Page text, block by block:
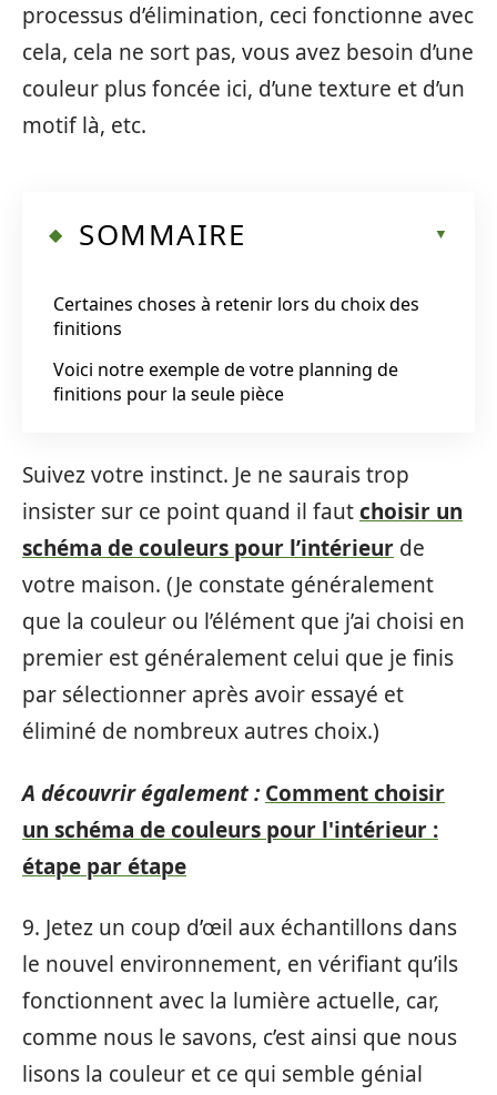
processus d’élimination, ceci fonctionne avec
cela, cela ne sort pas, vous avez besoin d’une
couleur plus foncée ici, d’une texture et d’un
motif là, etc.
SOMMAIRE
Certaines choses à retenir lors du choix des
finitions
Voici notre exemple de votre planning de
finitions pour la seule pièce
Suivez votre instinct. Je ne saurais trop
insister sur ce point quand il fautchoisir un
schéma de couleurs pour l’intérieur de
votre maison. (Je constate généralement
que la couleur ou l’élément que j’ai choisi en
premier est généralement celui que je finis
par sélectionner après avoir essayé et
éliminé de nombreux autres choix.)
A découvrir également : Comment choisir
un schéma de couleurs pour l'intérieur :
étape par étape
9. Jetez un coup d’œil aux échantillons dans
le nouvel environnement, en vérifiant qu’ils
fonctionnent avec la lumière actuelle, car,
comme nous le savons, c’est ainsi que nous
lisons la couleur et ce qui semble génial